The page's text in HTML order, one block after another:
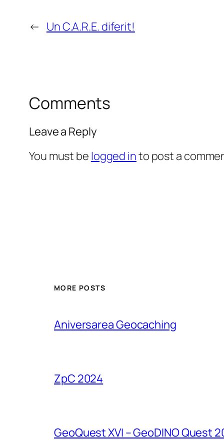
← Un C.A.R.E. diferit!
Comments
Leave a Reply
You must be logged into post a
MORE POSTS
Aniversarea Geocaching
ZpC 2024
GeoQuest XVI – GeoDINO Quest